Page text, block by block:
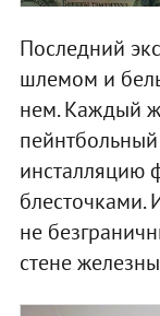
Последний
шлемом и
нем. Каждый
пейнтбольный
инсталляцию
блесточками.
не
стене